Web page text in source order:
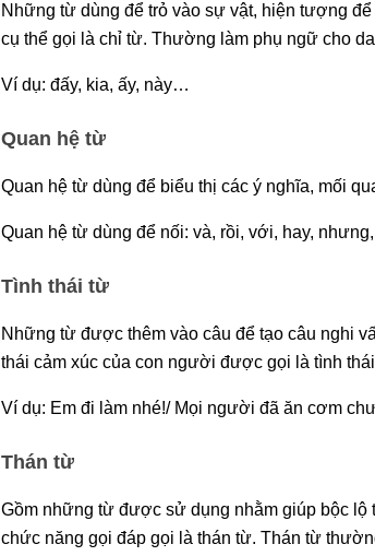
Những từ dùng để trỏ vào sự vật, hiện tượng
cụ thể gọi là chỉ từ. Thường làm phụ ngữ cho
Ví dụ: đấy, kia, ấy, này…
Quan hệ từ
Quan hệ từ dùng để biểu thị các ý nghĩa, mối
Quan hệ từ dùng để nối: và, rồi, với, hay,
Tình thái từ
Những từ được thêm vào câu để tạo câu nghi
thái cảm xúc của con người được gọi là tình
Ví dụ: Em đi làm nhé!/ Mọi người đã ăn cơm
Thán từ
Gồm những từ được sử dụng nhằm giúp bộc
chức năng gọi đáp gọi là thán từ. Thán từ